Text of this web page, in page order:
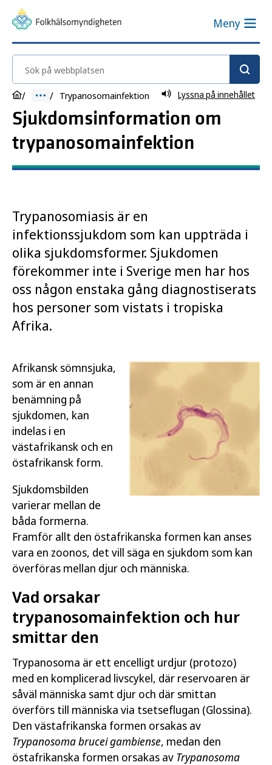
Meny
Sök på webbplatsen
Trypanosomainfektion Lyssna på innehållet
Sjukdomsinformation om
trypanosomainfektion
Trypanosomiasis är en
infektionssjukdom som kan uppträda i
olika sjukdomsformer. Sjukdomen
förekommer inte i Sverige men har hos
oss någon enstaka gång diagnostiserats
hos personer som vistats i tropiska
Afrika.
Afrikansk sömnsjuka,
som är en annan
benämning på
sjukdomen, kan
indelas i en
västafrikansk och en
östafrikansk form.
Sjukdomsbilden
varierar mellan de
båda formerna.
Framför allt den östafrikanska formen kan anses
vara en zoonos, det vill säga en sjukdom som kan
överföras mellan djur och människa.
Vad orsakar
trypanosomainfektion och hur
smittar den
Trypanosoma är ett encelligt urdjur (protozo)
med en komplicerad livscykel, där reservoaren är
såväl människa samt djur och där smittan
överförs till människa via tsetseflugan (Glossina).
Den västafrikanska formen orsakas av
Trypanosoma brucei gambiense, medan den
östafrikanska formen orsakas av Trypanosoma